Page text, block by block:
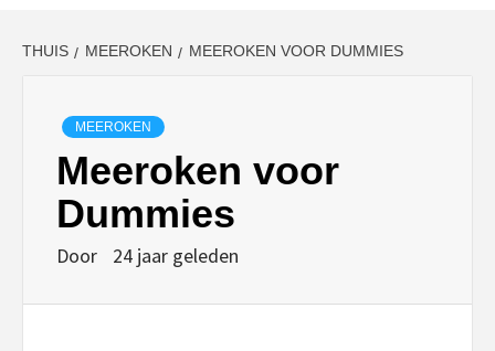
THUIS MEEROKEN MEEROKEN VOOR DUMMIES
MEEROKEN
Meeroken voor
Dummies
Door 24 jaar geleden